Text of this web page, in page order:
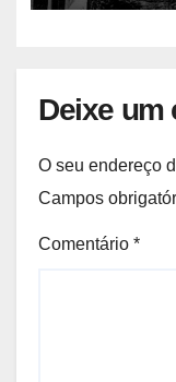
Deixe um
O seu endereço
Campos
Comentário *